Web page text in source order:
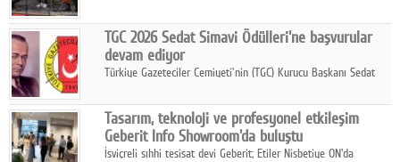
ETKİ YARATIYOR"
TGC 2026 Sedat Simavi Ödülleri'ne başvurular
devam ediyor
Türkiye Gazeteciler Cemiyeti'nin (TGC) Kurucu Başkanı Sedat
Tasarım, teknoloji ve profesyonel etkileşim
Geberit Info Showroom'da buluştu
İsviçreli sıhhi tesisat devi Geberit; Etiler Nisbetiye ON'da